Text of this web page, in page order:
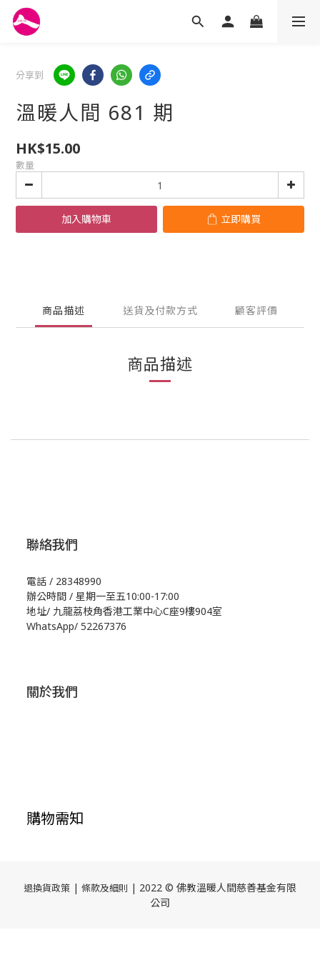
分享到
溫暖人間 681 期
HK$15.00
數量
加入購物車 立即購買
商品描述 送貨及付款方式 顧客評價
商品描述
聯絡我們
電話 / 28348990
辦公時間 / 星期一至五10:00-17:00
地址/ 九龍荔枝角香港工業中心C座9樓904室
WhatsApp/ 52267376
關於我們
購物需知
退換貨政策 | 條款及細則 | 2022 © 佛教溫暖人間慈善基金有限
公司